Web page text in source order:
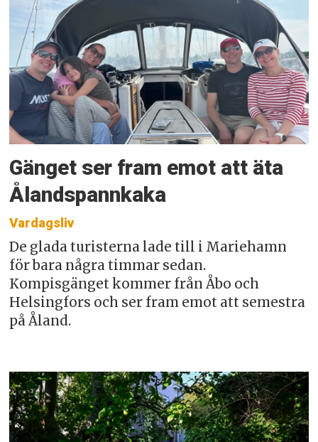
Gänget ser fram emot att äta
Ålandspannkaka
Vardagsliv
De glada turisterna lade till i Mariehamn
för bara några timmar sedan.
Kompisgänget kommer från Åbo och
Helsingfors och ser fram emot att semestra
på Åland.